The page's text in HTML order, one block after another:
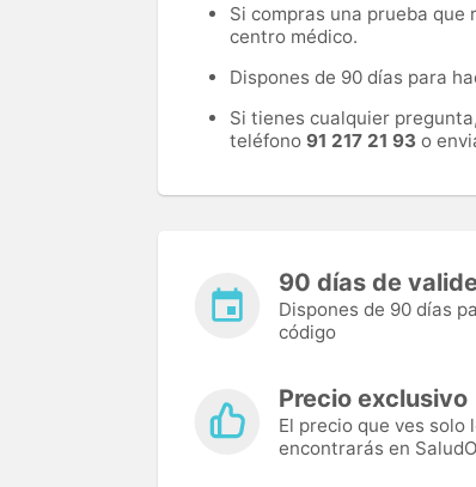
Si compras una prueba
centro médico.
Dispones de 90 días para
Si tienes cualquier
teléfono 91 217 21 93 o
90 días de
Dispones de 90 días
código
Precio exclusivo
El precio que ves solo
encontrarás en